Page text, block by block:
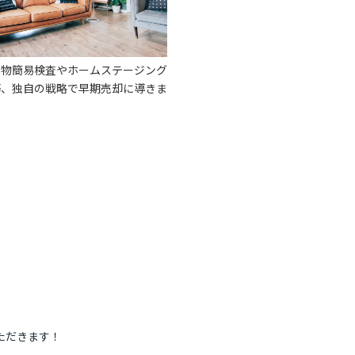
簡易検査やホームステージング
独自の戦略で早期売却に導きま
きます！